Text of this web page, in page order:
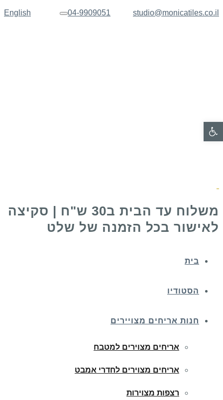
English studio@monicatiles.co.il
04-9909051 תפריט
משלוח עד הבית ב30 ש"ח | סקיצה
לאישור בכל הזמנה של שלט
בית
הסטודיו
חנות אריחים מצויירים
אריחים מצוירים למטבח
אריחים מצוירים לחדרי אמבט
רצפות מצוירות
פתח סרגל נגישות